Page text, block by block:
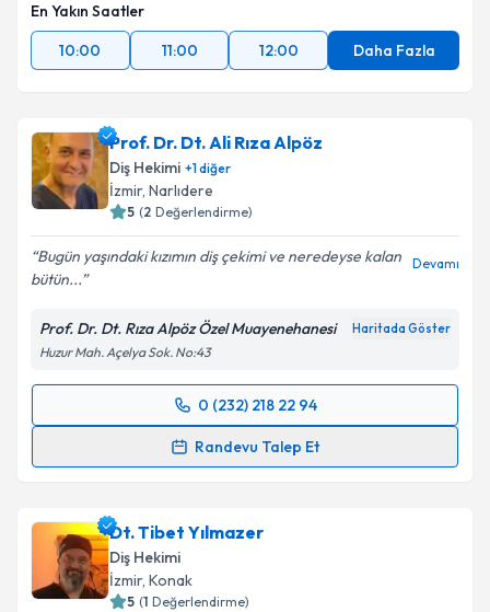
En Yakın Saatler
10:00
11:00 12:00 Daha Fazla
Prof. Dr. Dt. Ali Rıza Alpöz
Diş Hekimi +1diğer
İzmir, Narlıdere
5 (2 Değerlendirme)
Bugün yaşındaki kızımın diş çekimi ve neredeyse kalan
bütün...
Devamı
Prof. Dr. Dt. Rıza Alpöz Özel Muayenehanesi Haritada Göster
Huzur Mah. Açelya Sok. No:43
0 (232) 218 22 94
Randevu Talep Et
Randevu Takvimi Talebi
için bir takvim hazırlandığında e-posta ile
bilgilendireceğiz.
E-posta Adresiniz
Dt. Tibet Yılmazer
Diş Hekimi
İzmir, Konak
5 (1 Değerlendirme)